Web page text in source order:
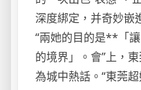
深度綁定，并奇妙嵌
“兩她的目的是**「
的境界」。會”上，
為城中熱話。“東莞